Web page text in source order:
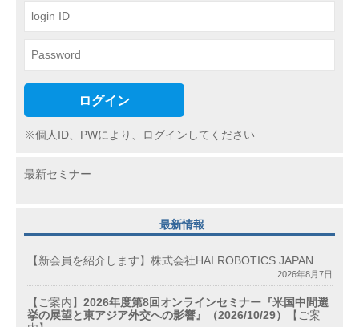
ョ
ン
ログイン
※個人ID、PWにより、ログインしてください
最新セミナー
最新情報
【新会員を紹介します】株式会社HAI ROBOTICS JAPAN
2026年8月7日
【ご案内】 2026年度第8回オンラインセミナー『米国中間選
挙の展望と東アジア外交への影響』（2026/10/29）
【ご案